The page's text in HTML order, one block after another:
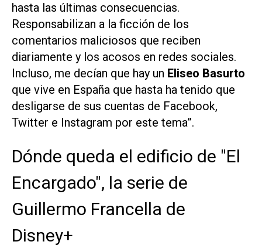
hasta las últimas consecuencias.
Responsabilizan a la ficción de los
comentarios maliciosos que reciben
diariamente y los acosos en redes sociales.
Incluso, me decían que hay un Eliseo Basurto
que vive en España que hasta ha tenido que
desligarse de sus cuentas de Facebook,
Twitter e Instagram por este tema”.
Dónde queda el edificio de "El
Encargado", la serie de
Guillermo Francella de
Disney+